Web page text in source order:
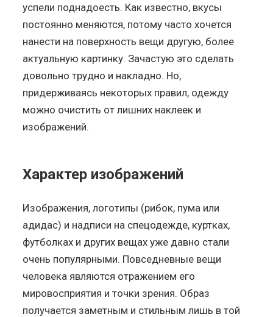
успели поднадоесть. Как известно, вкусы
постоянно меняются, потому часто хочется
нанести на поверхность вещи другую, более
актуальную картинку. Зачастую это сделать
довольно трудно и накладно. Но,
придерживаясь некоторых правил, одежду
можно очистить от лишних наклеек и
изображений.
Характер изображений
Изображения, логотипы (рибок, пума или
адидас) и надписи на спецодежде, куртках,
футболках и других вещах уже давно стали
очень популярными. Повседневные вещи
человека являются отражением его
мировосприятия и точки зрения. Образ
получается заметным и стильным лишь в той